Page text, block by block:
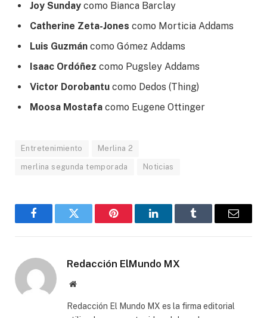
Joy Sunday como Bianca Barclay
Catherine Zeta-Jones como Morticia Addams
Luis Guzmán como Gómez Addams
Isaac Ordóñez como Pugsley Addams
Victor Dorobantu como Dedos (Thing)
Moosa Mostafa como Eugene Ottinger
Entretenimiento Merlina 2
merlina segunda temporada Noticias
FacebookGorjeo Pinterest LinkedInTumblr
Correo
Redacción ElMundo MX
Sitio
Redacción El Mundo MX es la firma editorial